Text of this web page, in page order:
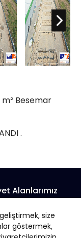
size
göstermek,
Besemar
.
Alanlarımız
Fabrika
Hayvan Çiftliği